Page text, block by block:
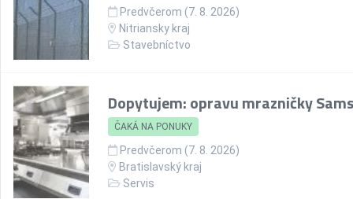
Predvčerom (7. 8. 2026)
Nitriansky kraj
Stavebníctvo
Dopytujem: opravu mrazničky
ČAKÁ NA PONUKY
Predvčerom (7. 8. 2026)
Bratislavský kraj
Servis